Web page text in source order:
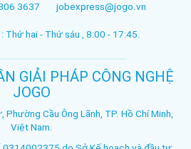
3637
jobexpress@jogo.vn
Thứ hai - Thứ sáu , 8:00 - 17:45.
GIẢI PHÁP CÔNG NGHỆ
JOGO
Cầu Ông Lãnh, TP. Hồ Chí Minh,
Việt Nam.